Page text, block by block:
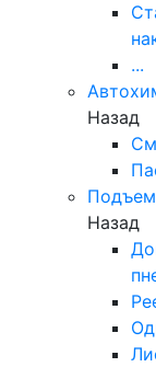
...
Назад
Назад